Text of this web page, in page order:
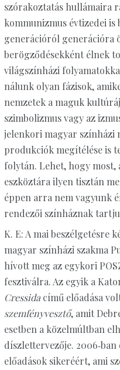
szórakoztatás hullámaira
kommunizmus évtizedei
generációról generációra
berögződésekként élnek
világszínházi
nálunk olyan fázisok,
nemzetek a maguk
szimbolizmus vagy az
jelenkori magyar színházi
produkciók megítélése is
folytán. Lehet, hogy
eszköztára ilyen tisztán
éppen arra nem vagyunk
rendezői színháznak
K. E: A mai beszélgetésre
magyar színházi szakma
hívott meg az egykori
fesztiválra. Az egyik a
Cressidacímű előadása
szemfényvesztő, amit
esetben a közelmúltban
díszlettervezője. 2006‑ban
előadások sikeréért, ami